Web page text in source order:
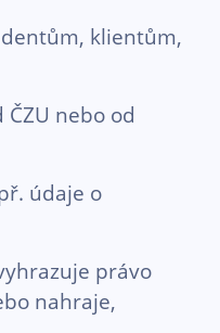
klientům,
nebo od
údaje o
právo
nahraje,